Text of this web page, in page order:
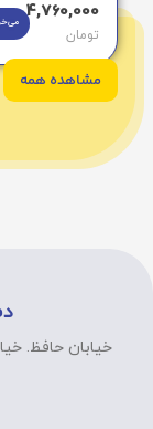
4,760,000
تومان
مشاهده همه